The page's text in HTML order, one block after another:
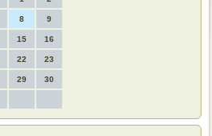
8 9
15 16
22 23
29 30